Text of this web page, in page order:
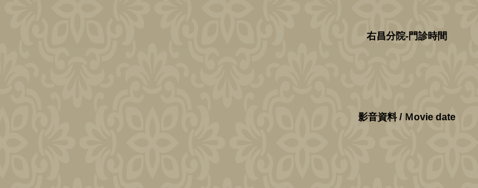
右昌分院-門診時間
影音資料 / Ｍovie date